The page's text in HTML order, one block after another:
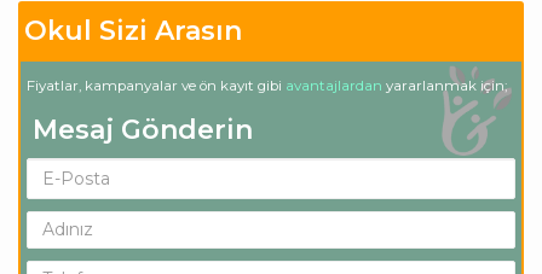
Okul Sizi Arasın
Fiyatlar, kampanyalar ve ön kayıt gibi avantajlardan yararlanmak için;
Mesaj Gönderin